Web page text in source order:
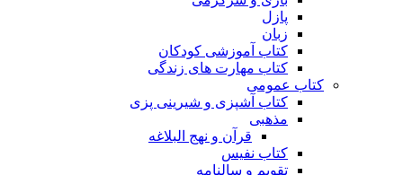
پازل
زبان
کتاب آموزشی کودکان
کتاب مهارت های زندگی
کتاب عمومی
کتاب آشپزی و شیرینی پزی
مذهبی
قرآن و نهج البلاغه
کتاب نفیس
تقویم و سالنامه